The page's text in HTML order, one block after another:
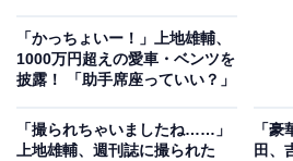
「かっちょいー！」上地雄輔、
1000万円超えの愛車・ベンツを
披露！ 「助手席座っていい？」
「撮られちゃいましたね……」
上地雄輔、週刊誌に撮られた
「
田、